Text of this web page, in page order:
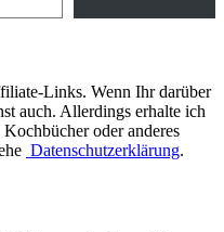
Links. Wenn Ihr darüber
auch. Allerdings erhalte ich
oder anderes
Datenschutzerklärung.